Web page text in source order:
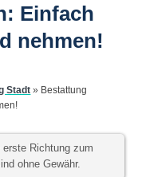
Einfach
nehmen!
Stadt » Bestattung
erste Richtung zum
ohne Gewähr.